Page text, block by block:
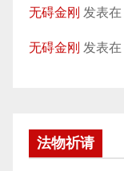
无碍金刚 发表在
无碍金刚 发表在
法物祈请